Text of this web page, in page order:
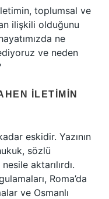
toplumsal ve
ilişkili olduğunu
ne
ve neden
İLETIMIN
eskidir. Yazının
sözlü
aktarılırdı.
Roma’da
ve Osmanlı